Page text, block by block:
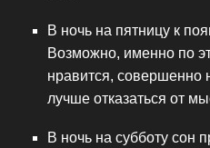
В ночь на пятницу к
Возможно, именно по
нравится, совершенно
лучше отказаться от
В ночь на субботу сон